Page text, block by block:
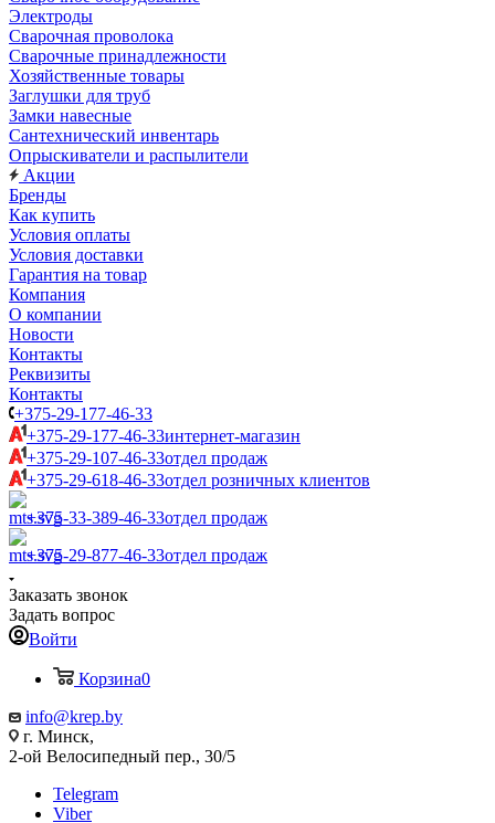
Электроды
Сварочная проволока
Сварочные принадлежности
Хозяйственные товары
Заглушки для труб
Замки навесные
Сантехнический инвентарь
Опрыскиватели и распылители
Акции
Бренды
Как купить
Условия оплаты
Условия доставки
Гарантия на товар
Компания
О компании
Новости
Контакты
Реквизиты
Контакты
+375-29-177-46-33
+375-29-177-46-33интернет-магазин
+375-29-107-46-33отдел продаж
+375-29-618-46-33отдел розничных клиентов
+375-33-389-46-33отдел продаж
+375-29-877-46-33отдел продаж
Заказать звонок
Задать вопрос
Войти
Корзина0
info@krep.by
г. Минск,
2-ой Велосипедный пер., 30/5
Telegram
Viber